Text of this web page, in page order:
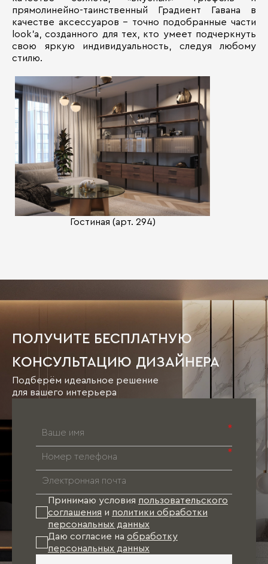
прямолинейно-таинственный Градиент Гавана в
качестве аксессуаров – точно подобранные части
look’а, созданного для тех, кто умеет подчеркнуть
свою яркую индивидуальность, следуя любому
стилю.
Гостиная (арт. 294)
ПОЛУЧИТЕ БЕСПЛАТНУЮ
КОНСУЛЬТАЦИЮ ДИЗАЙНЕРА
Подберём идеальное решение
для вашего интерьера
*
*
Принимаю условия пользовательского
соглашения и политики обработки
персональных данных
Даю согласие на обработку
персональных данных